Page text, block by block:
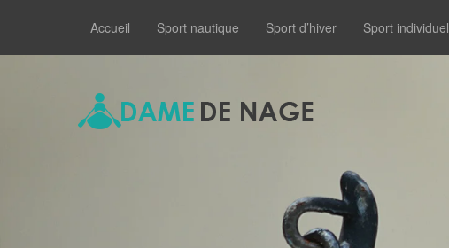
Accueil Sport nautique Sport d’hiver Sport individuel